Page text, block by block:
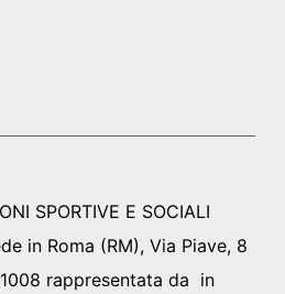
SPORTIVE E SOCIALI
in Roma (RM), Via Piave, 8
rappresentata da in